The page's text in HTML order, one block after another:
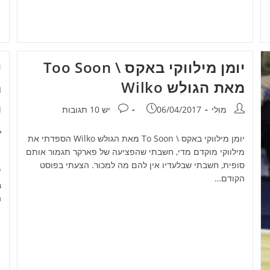
יומן מילווקי באקס \ Too Soon
מאת הגולש Wilko
מחבר:מולי פורסם:
06/04/2017 תגובות:
יש 10 תגובות
יומן מילווקי באקס \ To Soon מאת הגולש Wilko הספדתי את
מילווקי מוקדם מדי, חשבתי שהפציעה של פארקר תגמור אותם
סופית, חשבתי שבלעדיו אין להם מה למכור. הצעתי בפוסט
הקודם…